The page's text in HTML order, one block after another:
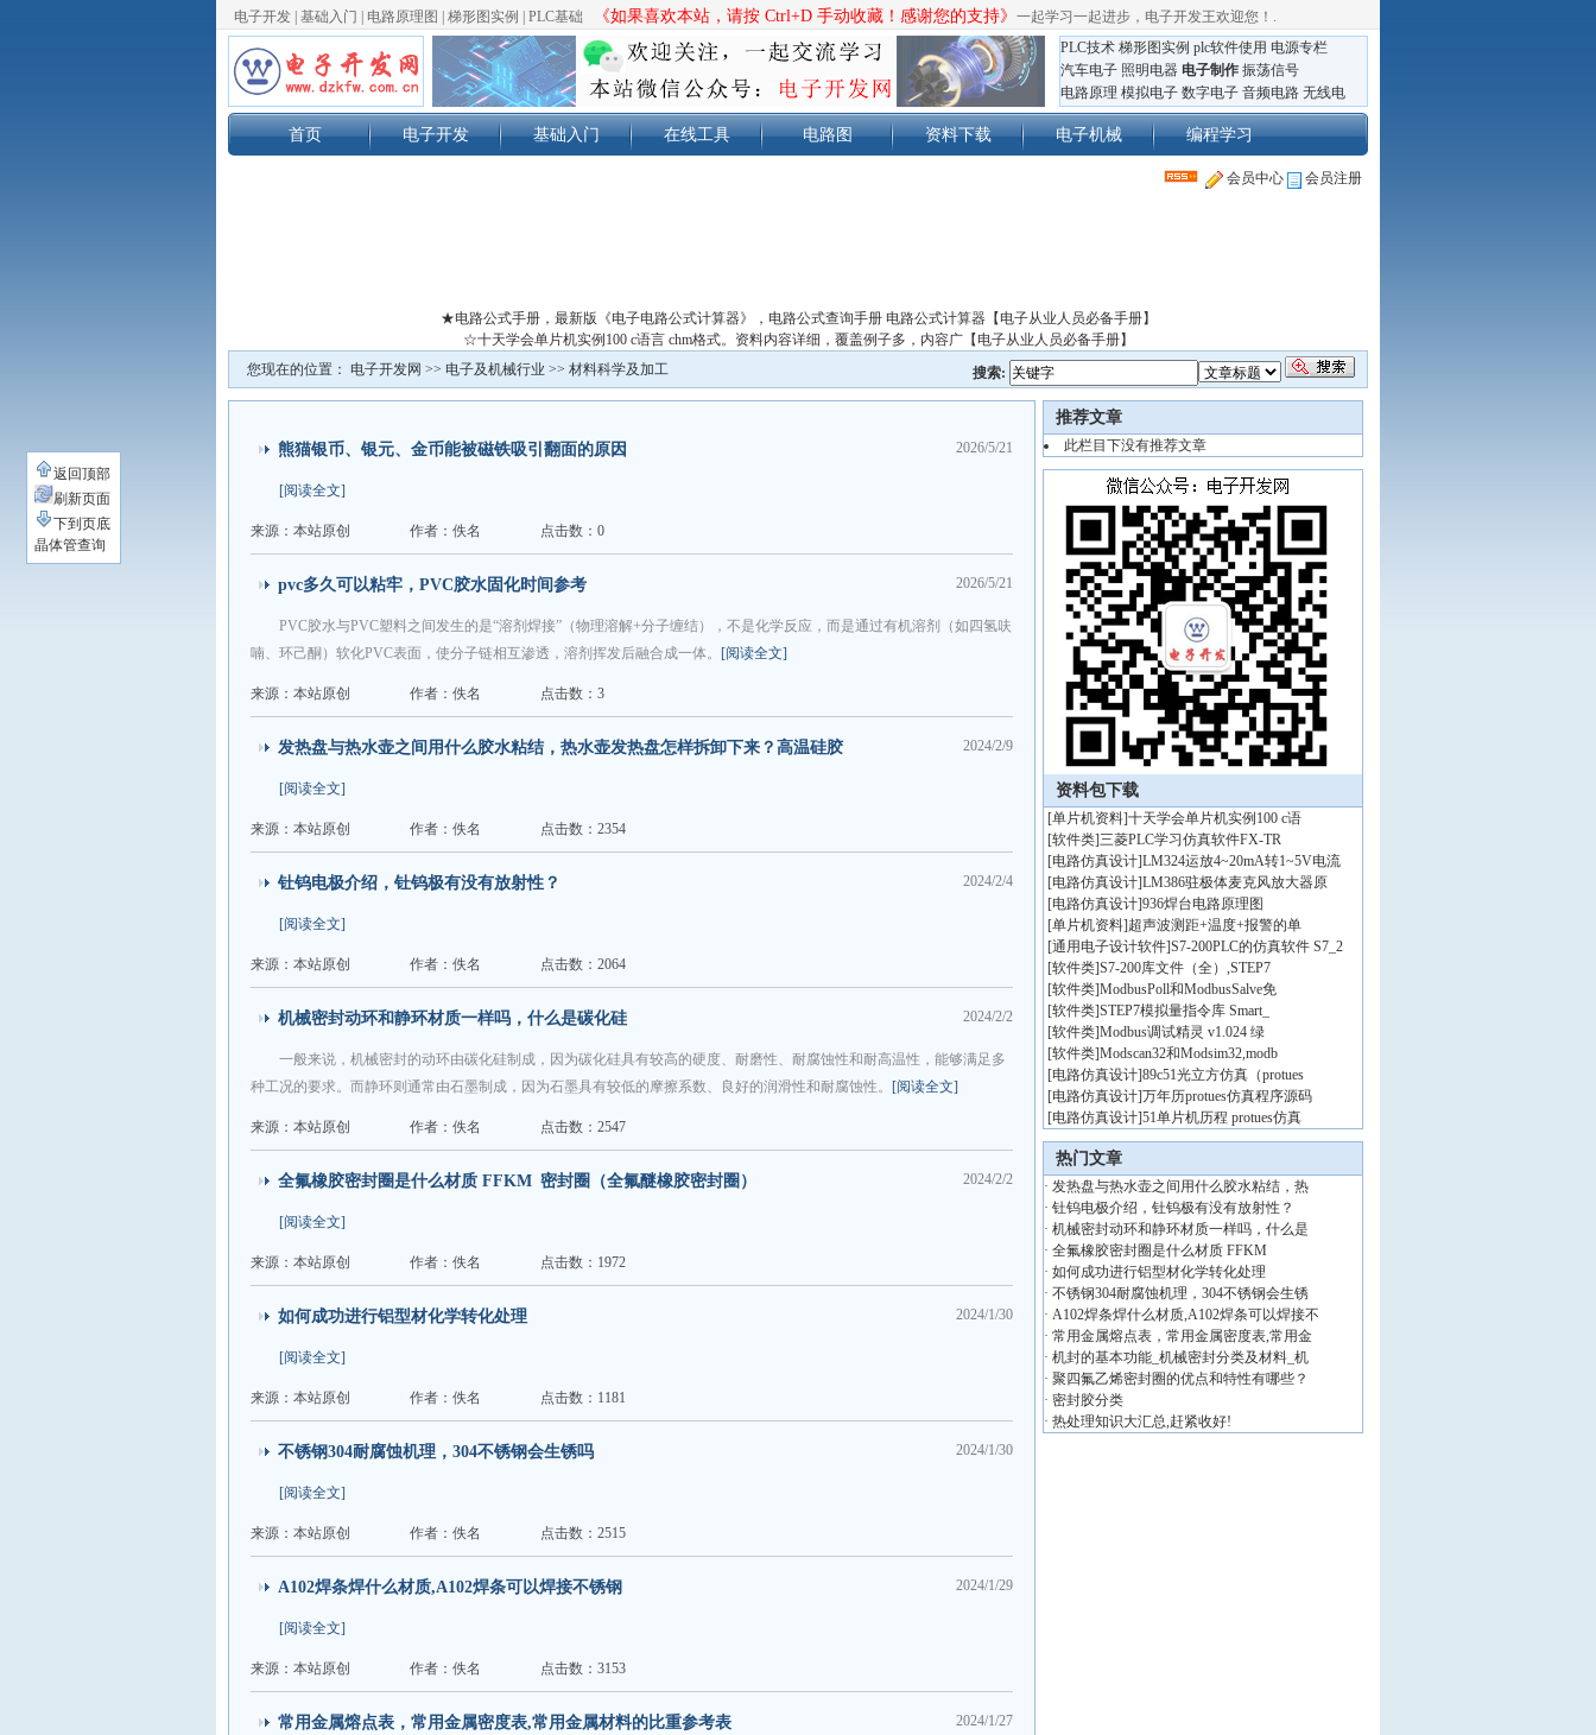
电子开发 基础入门 电路原理图 梯形图实例 PLC基础 《如果喜欢本站，请按 Ctrl+D 手动收藏！感谢您的支持》 一起学习一起进步，电子开发王欢迎您！ .
PLC技术 梯形图实例 plc软件使用 电源专栏
汽车电子 照明电器 电子制作 振荡信号
电路原理 模拟电子 数字电子 音频电路 无线电
首页 电子开发 基础入门 在线工具 电路图 资料下载 电子机械 编程学习
会员中心 会员注册
★电路公式手册，最新版《电子电路公式计算器》，电路公式查询手册 电路公式计算器【电子从业人员必备手册】
☆十天学会单片机实例100 c语言 chm格式。资料内容详细，覆盖例子多，内容广【电子从业人员必备手册】
搜索:
您现在的位置： 电子开发网 >> 电子及机械行业 >> 材料科学及加工
2026/5/21
熊猫银币、银元、金币能被磁铁吸引翻面的原因
[阅读全文]
来源：本站原创 作者：佚名 点击数：0
2026/5/21
pvc多久可以粘牢，PVC胶水固化时间参考
PVC胶水与PVC塑料之间发生的是“溶剂焊接”（物理溶解+分子缠结），不是化学反应，而是通过有机溶剂（如四氢呋
喃、环己酮）软化PVC表面，使分子链相互渗透，溶剂挥发后融合成一体。 [阅读全文]
来源：本站原创 作者：佚名 点击数：3
2024/2/9
发热盘与热水壶之间用什么胶水粘结，热水壶发热盘怎样拆卸下来？高温硅胶
[阅读全文]
来源：本站原创 作者：佚名 点击数：2354
2024/2/4
钍钨电极介绍，钍钨极有没有放射性？
[阅读全文]
来源：本站原创 作者：佚名 点击数：2064
2024/2/2
机械密封动环和静环材质一样吗，什么是碳化硅
一般来说，机械密封的动环由碳化硅制成，因为碳化硅具有较高的硬度、耐磨性、耐腐蚀性和耐高温性，能够满足多
种工况的要求。而静环则通常由石墨制成，因为石墨具有较低的摩擦系数、良好的润滑性和耐腐蚀性。 [阅读全文]
来源：本站原创 作者：佚名 点击数：2547
2024/2/2
全氟橡胶密封圈是什么材质 FFKM 密封圈（全氟醚橡胶密封圈）
[阅读全文]
来源：本站原创 作者：佚名 点击数：1972
2024/1/30
如何成功进行铝型材化学转化处理
[阅读全文]
来源：本站原创 作者：佚名 点击数：1181
2024/1/30
不锈钢304耐腐蚀机理，304不锈钢会生锈吗
[阅读全文]
来源：本站原创 作者：佚名 点击数：2515
2024/1/29
A102焊条焊什么材质,A102焊条可以焊接不锈钢
[阅读全文]
来源：本站原创 作者：佚名 点击数：3153
2024/1/27
常用金属熔点表，常用金属密度表,常用金属材料的比重参考表
推荐文章
此栏目下没有推荐文章
资料包下载
[单片机资料]十天学会单片机实例100 c语
[软件类]三菱PLC学习仿真软件FX-TR
[电路仿真设计]LM324运放4~20mA转1~5V电流
[电路仿真设计]LM386驻极体麦克风放大器原
[电路仿真设计]936焊台电路原理图
[单片机资料]超声波测距+温度+报警的单
[通用电子设计软件]S7-200PLC的仿真软件 S7_2
[软件类]S7-200库文件（全）,STEP7
[软件类]ModbusPoll和ModbusSalve免
[软件类]STEP7模拟量指令库 Smart_
[软件类]Modbus调试精灵 v1.024 绿
[软件类]Modscan32和Modsim32,modb
[电路仿真设计]89c51光立方仿真（protues
[电路仿真设计]万年历protues仿真程序源码
[电路仿真设计]51单片机历程 protues仿真
热门文章
· 发热盘与热水壶之间用什么胶水粘结，热
· 钍钨电极介绍，钍钨极有没有放射性？
· 机械密封动环和静环材质一样吗，什么是
· 全氟橡胶密封圈是什么材质 FFKM
· 如何成功进行铝型材化学转化处理
· 不锈钢304耐腐蚀机理，304不锈钢会生锈
· A102焊条焊什么材质,A102焊条可以焊接不
· 常用金属熔点表，常用金属密度表,常用金
· 机封的基本功能_机械密封分类及材料_机
· 聚四氟乙烯密封圈的优点和特性有哪些？
· 密封胶分类
· 热处理知识大汇总,赶紧收好!
返回顶部
刷新页面
下到页底
晶体管查询